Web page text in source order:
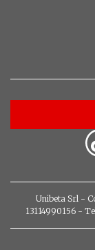
Unibeta Srl -
13114990156 -